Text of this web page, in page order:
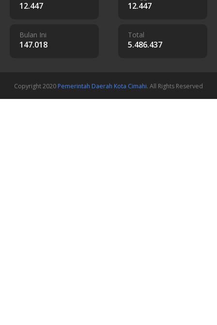
12.447 12.447
Bulan Ini
147.018
Total
5.486.437
Copyright 2020 Pemerintah Daerah Kota Cimahi. All Rights Reserved